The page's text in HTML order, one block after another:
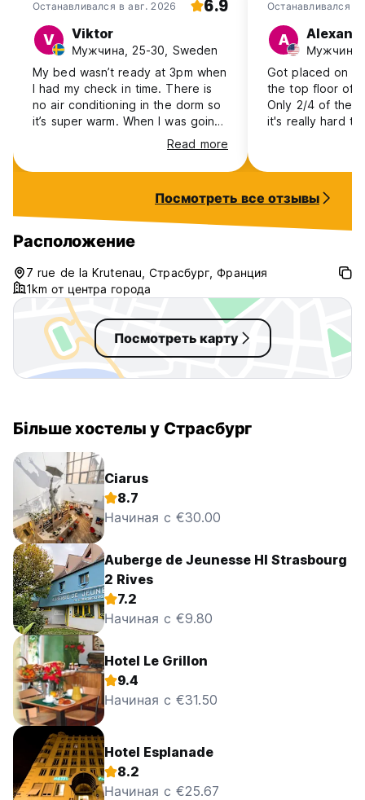
Останавливался в авг. 2026 6.9
V Viktor
Мужчина, 25-30, Sweden
My bed wasn’t ready at 3pm when
I had my check in time. There is
no air conditioning in the dorm so
it’s super warm. When I was going
to the toilet in the morning, the
cleaning staff said that I had to
wait. The hostel is alright except
very friendly and welcoming.
Read more
Останавливался в
A
Мужчина,
Got placed on
the top floor of
Only 2/4 of the
it's really hard to
Bathrooms have
showers
had to unpack
girls were on
dudes were on
if you don't
Посмотреть все отзывы
Расположение
7 rue de la Krutenau, Страсбург, Франция
1km от центра города
Посмотреть карту
Більше хостелы у Страсбург
Ciarus
8.7
Начиная с €30.00
Auberge de Jeunesse HI Strasbourg
2 Rives
7.2
Начиная с €9.80
Hotel Le Grillon
9.4
Начиная с €31.50
Hotel Esplanade
8.2
Начиная с €25.67